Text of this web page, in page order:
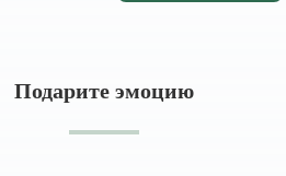
Подарите эмоцию